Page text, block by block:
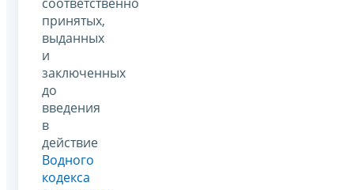
принятых,
выданных
и
заключенных
до
введения
в
действие
Водного
кодекса